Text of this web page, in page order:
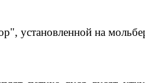
установленной на